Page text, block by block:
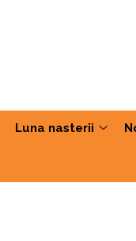
Luna nasterii